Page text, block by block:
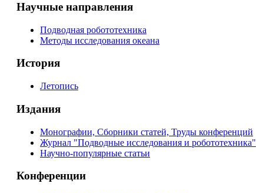
Научные направления
Подводная робототехника
Методы исследования океана
История
Летопись
Издания
Монографии, Сборники статей, Труды конференций
Журнал "Подводные исследования и робототехника"
Научно-популярные статьи
Конференции